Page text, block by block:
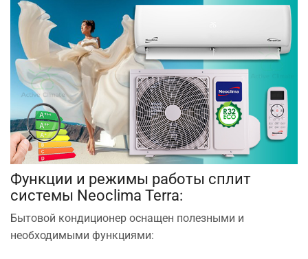
Функции и режимы работы сплит
системы Neoclima Terra:
Бытовой кондиционер оснащен полезными и
необходимыми функциями: